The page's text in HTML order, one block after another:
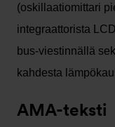
(oskillaatiomittari
integraattorista
bus-viestinnällä
kahdesta
AMA-teksti